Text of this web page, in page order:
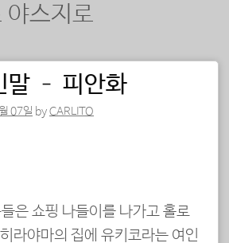
야스지로
말 – 피안화
07일 byCARLITO
은 쇼핑 나들이를 나가고 홀로
라야마의 집에 유키코라는 여인